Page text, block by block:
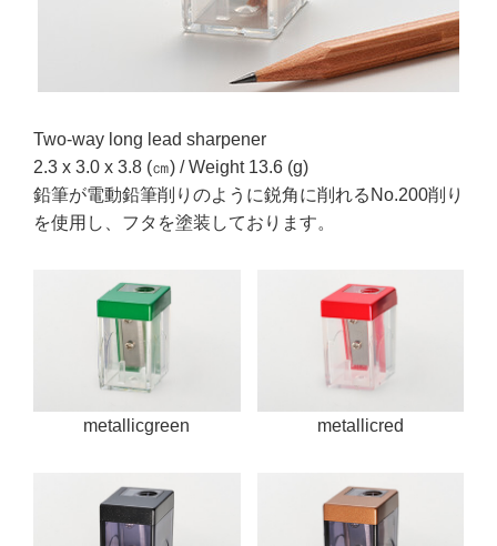
Two-way long lead sharpener
2.3 x 3.0 x 3.8 (㎝) / Weight 13.6 (g)
鉛筆が電動鉛筆削りのように鋭角に削れるNo.200削り
を使用し、フタを塗装しております。
metallicgreen metallicred